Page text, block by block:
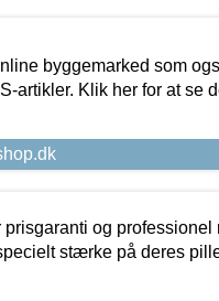
byggemarked som
artikler. Klik her for at se
prisgaranti og
stærke på deres